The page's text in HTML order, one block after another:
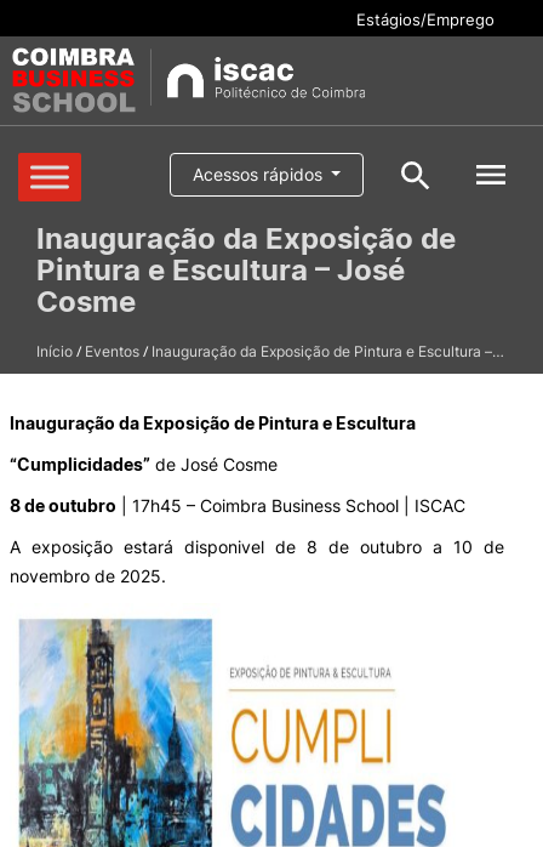
Cursos
Aluno/a
Serviços
Internacional
Investigação e Projetos
Eco-Escola & Eco-Campus
Observatórios
Estágios/Emprego
Acessos rápidos
Pesquisar
Inauguração da Exposição de
Pintura e Escultura – José
Cosme
Início / Eventos / Inauguração da Exposição de Pintura e Escultura –…
Inauguração da Exposição de Pintura e Escultura
“Cumplicidades”de José Cosme
8 de outubro | 17h45 – Coimbra Business School | ISCAC
A exposição estará disponivel de 8 de outubro a 10 de
novembro de 2025.